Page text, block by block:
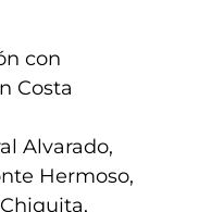
con
Costa
Alvarado,
Hermoso,